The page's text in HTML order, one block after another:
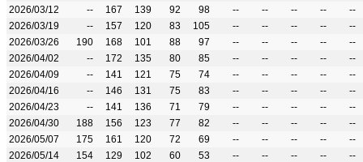
2026/03/12
-- 167 139 92 98 -- -- -- --
--
2026/03/19
-- 157 120 83 105 -- -- -- --
--
2026/03/26
190 168 101 88 97 -- -- -- --
--
2026/04/02
-- 172 135 80 85 -- -- -- --
--
2026/04/09
-- 141 121 75 74 -- -- -- --
--
2026/04/16
-- 146 131 75 83 -- -- -- --
--
2026/04/23
-- 141 136 71 79 -- -- -- --
--
2026/04/30
188 156 123 77 82 -- -- -- --
--
2026/05/07
175 161 120 72 69 -- -- -- --
--
2026/05/14
154 129 102 60 53 -- -- -- --
--